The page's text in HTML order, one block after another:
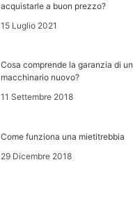
acquistarle a buon prezzo?
15 Luglio 2021
Cosa comprende la garanzia di un
macchinario nuovo?
11 Settembre 2018
Come funziona una mietitrebbia
29 Dicembre 2018